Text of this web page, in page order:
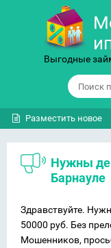
Выгодные
Разместить новое
Нужны деньги под расписку в
Барнауле
Здравствуйте.
50000 руб. Без
Мошенников,